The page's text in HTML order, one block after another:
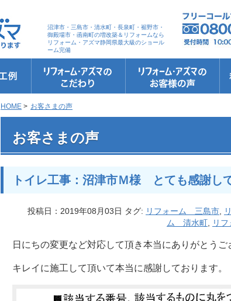
沼津市・三島市・清水町・長泉町・裾野市・
御殿場市・函南町の増改築＆リフォームなら
リフォーム・アズマ静岡県最大級のショール
ーム完備
リフォーム・アズマのこだわり
お客さまへの5つのお約束
リフォームの流れ
リフォームQ&A
安心保証
リフォームローン相談
HOME > お客さまの声
> トイレ工事：沼津市Ｍ様 とても感謝しています
お客さまの声
トイレ工事：沼津市Ｍ様 とても感謝し
投稿日：2019年08月03日 タグ: リフォーム 三島市
ム 清水町
リ
日にちの変更など対応して頂き本当にありがとうご
キレイに施工して頂いて本当に感謝しております。